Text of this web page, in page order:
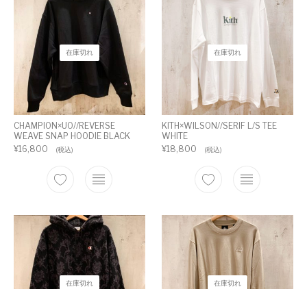
在庫切れ
CHAMPION×UO//REVERSE
WEAVE SNAP HOODIE BLACK
¥16,800 (税込)
在庫切れ
KITH×WILSON//SERIF L/S TEE
WHITE
¥18,800 (税込)
在庫切れ 在庫切れ